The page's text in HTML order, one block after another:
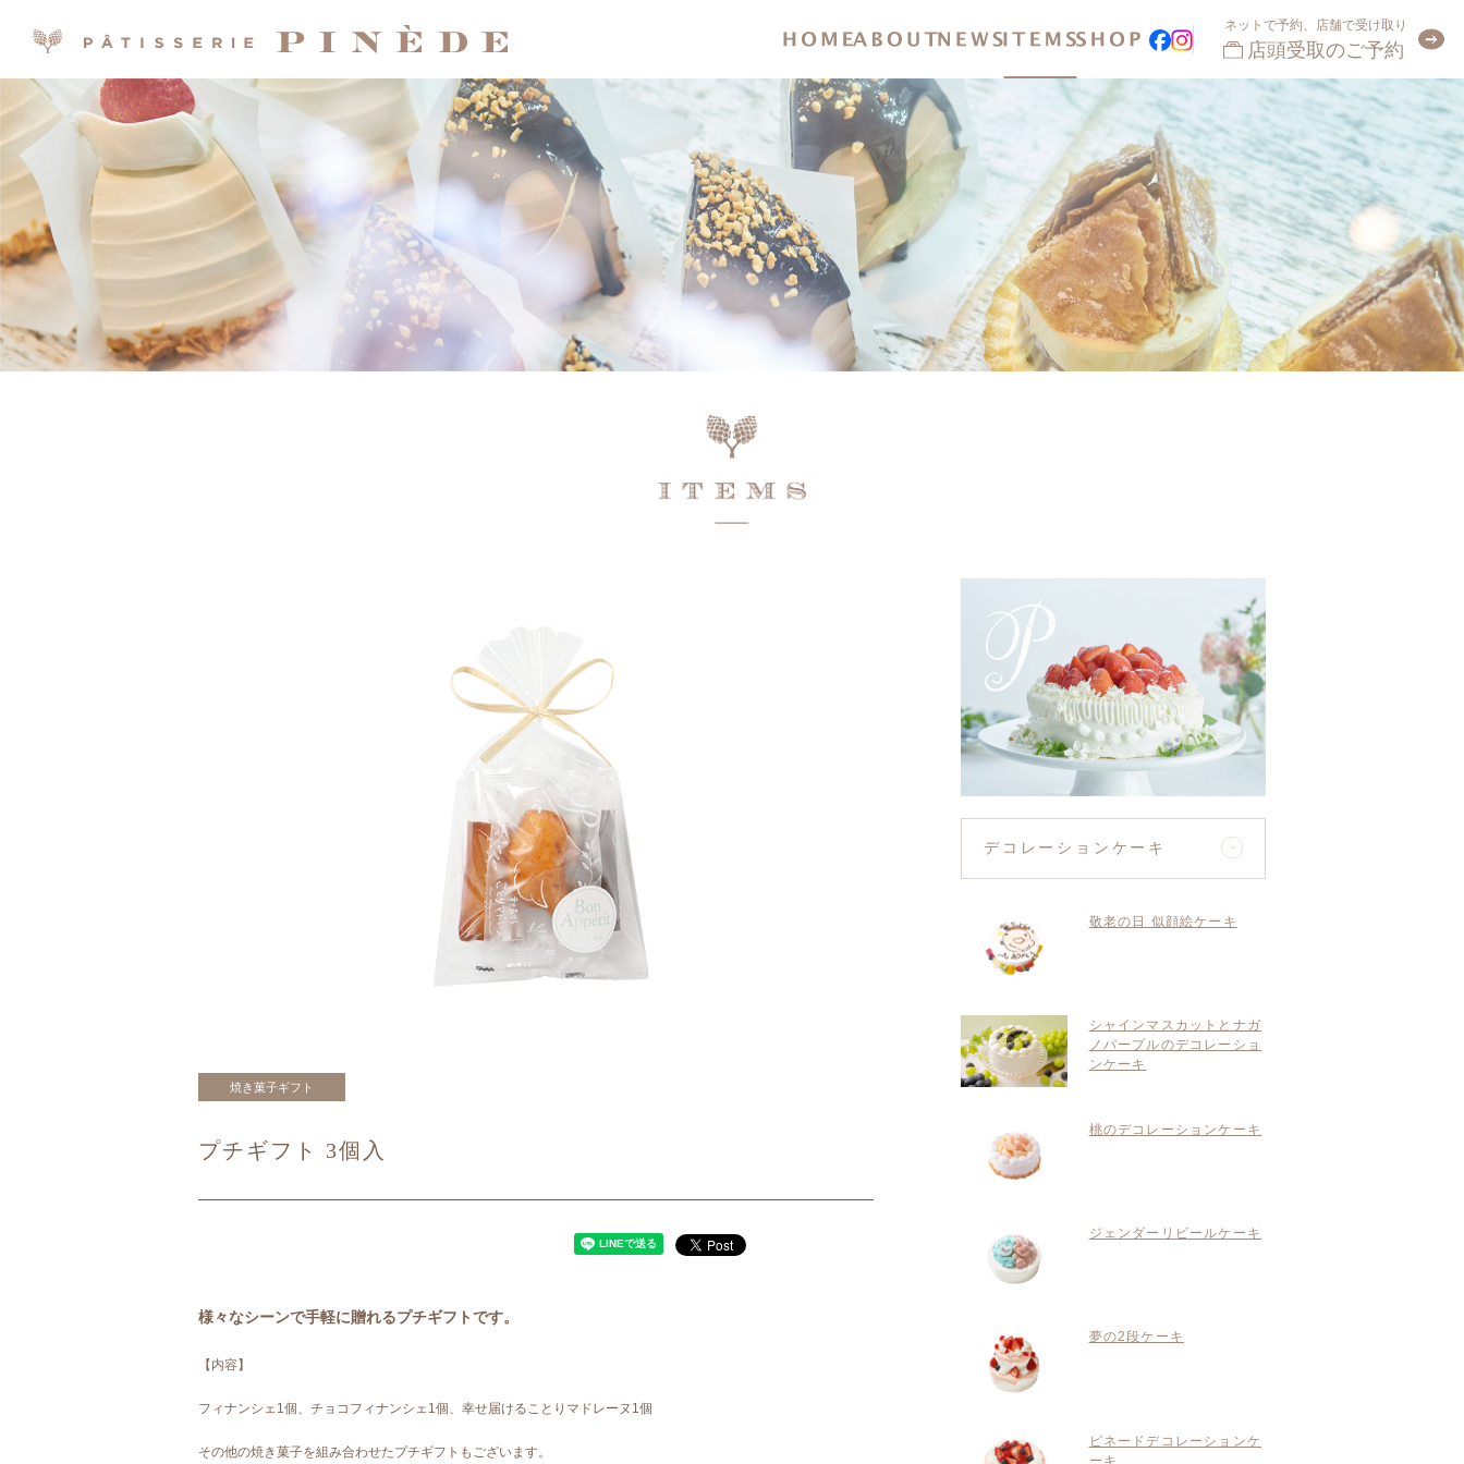
ネットで予約、店舗で受け取り
店頭受取のご予約
焼き菓子ギフト
プチギフト 3個入
様々なシーンで手軽に贈れるプチギフトです。
【内容】
フィナンシェ1個、チョコフィナンシェ1個、幸せ届けることりマドレーヌ1個
その他の焼き菓子を組み合わせたプチギフトもございます。
デコレーションケーキ
敬老の日 似顔絵ケーキ
シャインマスカットとナガ
ノパープルのデコレーショ
ンケーキ
桃のデコレーションケーキ
ジェンダーリビールケーキ
夢の2段ケーキ
ピネードデコレーションケ
ーキ